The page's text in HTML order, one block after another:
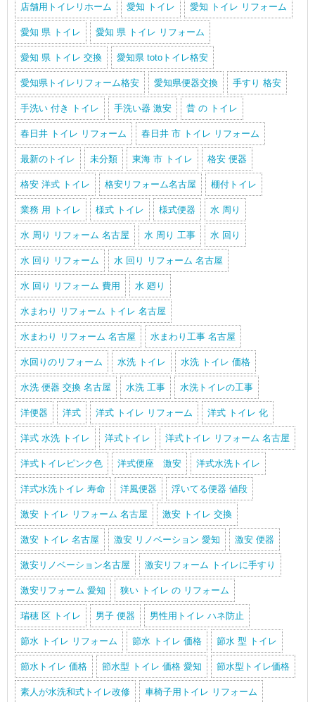
店舗用トイレリホーム 愛知 トイレ 愛知 トイレ リフォーム
愛知 県 トイレ 愛知 県 トイレ リフォーム
愛知 県 トイレ 交換 愛知県 totoトイレ格安
愛知県トイレリフォーム格安 愛知県便器交換 手すり 格安
手洗い 付き トイレ 手洗い器 激安 昔 の トイレ
春日井 トイレ リフォーム 春日井 市 トイレ リフォーム
最新のトイレ 未分類 東海 市 トイレ 格安 便器
格安 洋式 トイレ 格安リフォーム名古屋 棚付トイレ
業務 用 トイレ 様式 トイレ 様式便器 水 周り
水 周り リフォーム 名古屋 水 周り 工事 水 回り
水 回り リフォーム 水 回り リフォーム 名古屋
水 回り リフォーム 費用 水 廻り
水まわり リフォーム トイレ 名古屋
水まわり リフォーム 名古屋 水まわり工事 名古屋
水回りのリフォーム 水洗 トイレ 水洗 トイレ 価格
水洗 便器 交換 名古屋 水洗 工事 水洗トイレの工事
洋便器 洋式 洋式 トイレ リフォーム 洋式 トイレ 化
洋式 水洗 トイレ 洋式トイレ 洋式トイレ リフォーム 名古屋
洋式トイレピンク色 洋式便座 激安 洋式水洗トイレ
洋式水洗トイレ 寿命 洋風便器 浮いてる便器 値段
激安 トイレ リフォーム 名古屋 激安 トイレ 交換
激安 トイレ 名古屋 激安 リノベーション 愛知 激安 便器
激安リノベーション名古屋 激安リフォーム トイレに手すり
激安リフォーム 愛知 狭い トイレ の リフォーム
瑞穂 区 トイレ 男子 便器 男性用トイレ ハネ防止
節水 トイレ リフォーム 節水 トイレ 価格 節水 型 トイレ
節水トイレ 価格 節水型 トイレ 価格 愛知 節水型トイレ価格
素人が水洗和式トイレ改修 車椅子用トイレ リフォーム